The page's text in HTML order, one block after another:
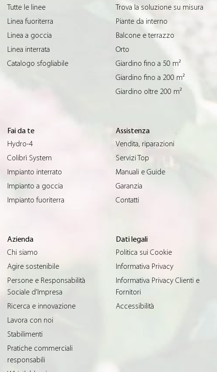
Tutte le linee
Linea fuoriterra
Linea a goccia
Linea interrata
Catalogo sfogliabile
Trova la soluzione su misura
Piante da interno
Balcone e terrazzo
Orto
Giardino fino a 50 m²
Giardino fino a 200 m²
Giardino oltre 200 m²
Fai da te
Hydro-4
Colibrì System
Impianto interrato
Impianto a goccia
Impianto fuoriterra
Assistenza
Vendita, riparazioni
Servizi Top
Manuali e Guide
Garanzia
Contatti
Azienda
Chi siamo
Agire sostenibile
Persone e Responsabilità
Sociale d’Impresa
Ricerca e innovazione
Lavora con noi
Stabilimenti
Pratiche commerciali
responsabili
Dati legali
Politica sui Cookie
Informativa Privacy
Informativa Privacy Clienti e
Fornitori
Accessibilità